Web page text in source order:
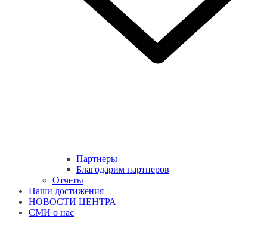
Партнеры
Благодарим партнеров
Отчеты
Наши достижения
НОВОСТИ ЦЕНТРА
СМИ о нас